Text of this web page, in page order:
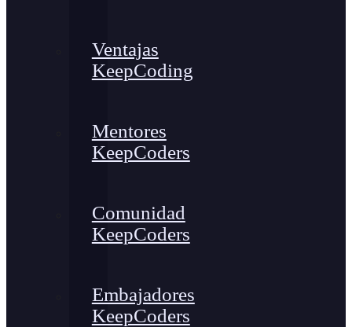
Ventajas
KeepCoding
Mentores
KeepCoders
Comunidad
KeepCoders
Embajadores
KeepCoders